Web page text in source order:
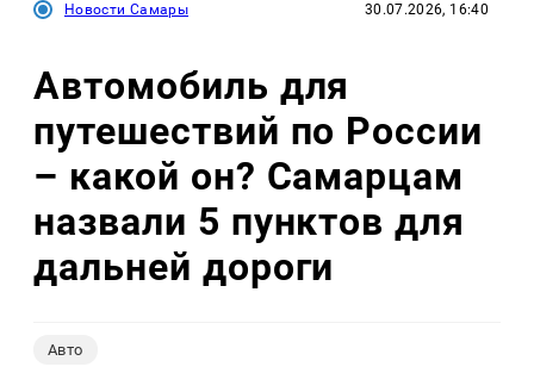
Новости Самары 30.07.2026, 16:40
Автомобиль для
путешествий по России
– какой он? Самарцам
назвали 5 пунктов для
дальней дороги
Авто